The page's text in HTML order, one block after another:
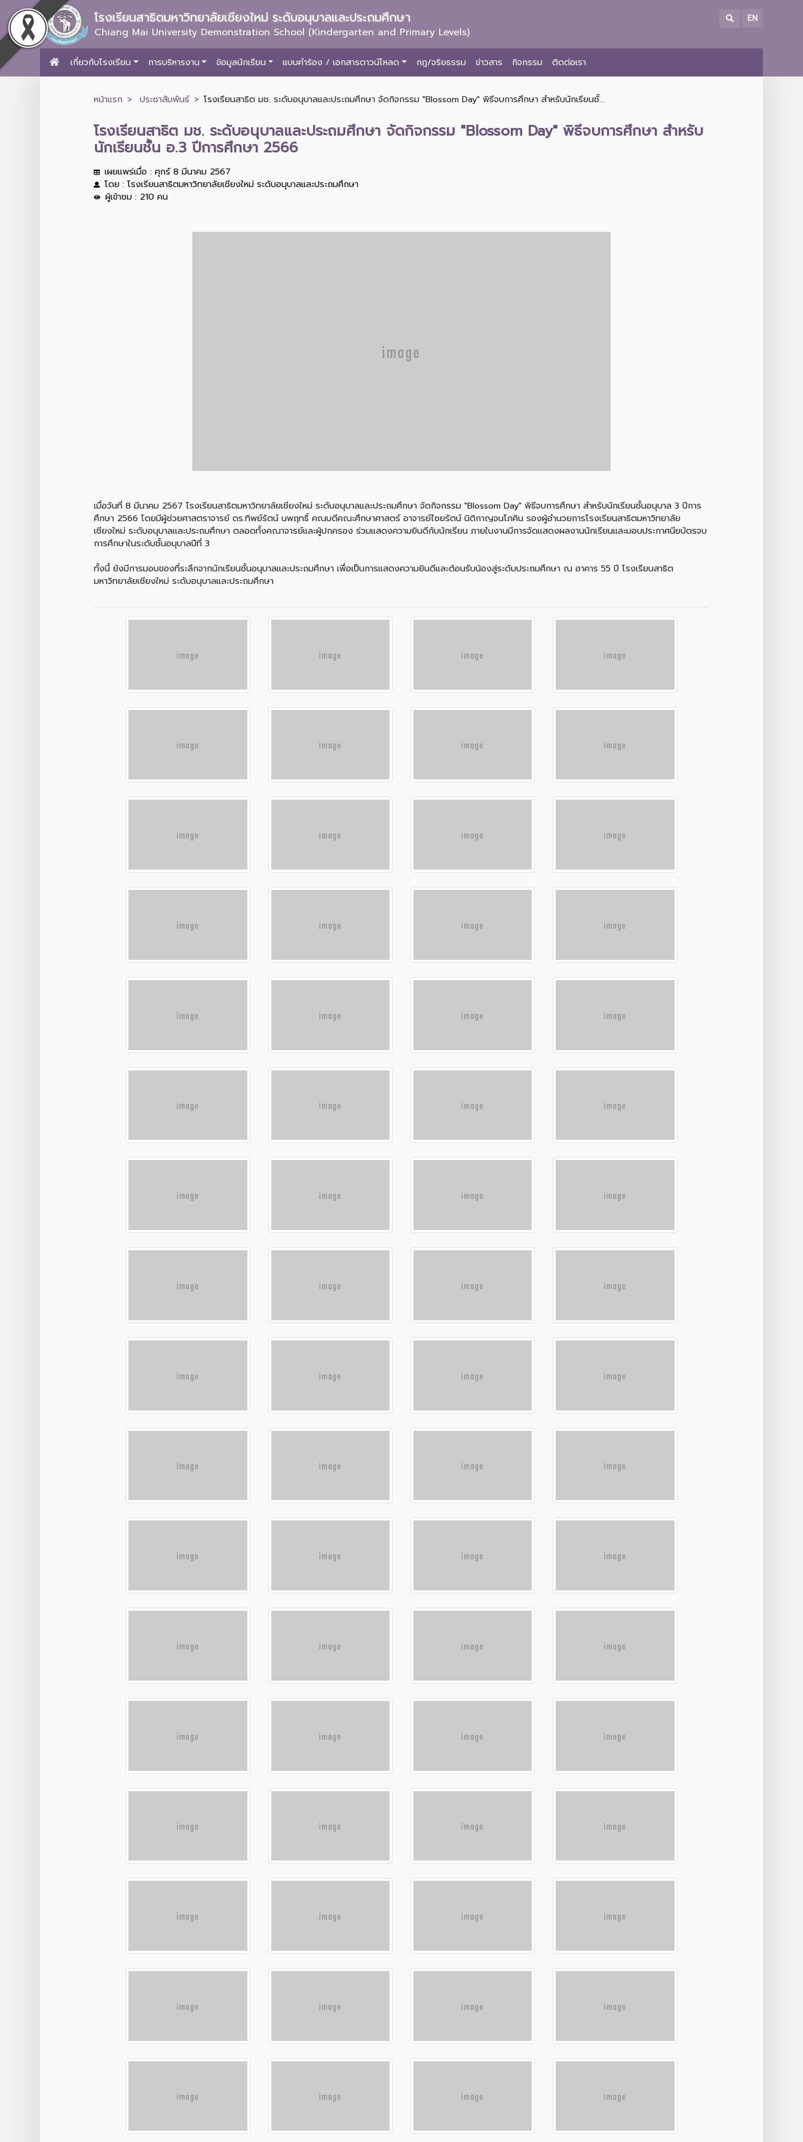
โรงเรียนสาธิตมหาวิทยาลัยเชียงใหม่ ระดับอนุบาลและประถมศึกษา
Chiang Mai University Demonstration School (Kindergarten and Primary Levels)
EN
เกี่ยวกับโรงเรียน การบริหารงาน ข้อมูลนักเรียน แบบคำร้อง / เอกสารดาวน์โหลด กฎ/จริยธรรม ข่าวสาร กิจกรรม ติดต่อเรา
หน้าแรก ประชาสัมพันธ์ โรงเรียนสาธิต มช. ระดับอนุบาลและประถมศึกษา จัดกิจกรรม "Blossom Day" พิธีจบการศึกษา สำหรับนักเรียนชั้...
โรงเรียนสาธิต มช. ระดับอนุบาลและประถมศึกษา จัดกิจกรรม "Blossom Day" พิธีจบการศึกษา สำหรับ
นักเรียนชั้น อ.3 ปีการศึกษา 2566
เผยแพร่เมื่อ : ศุกร์ 8 มีนาคม 2567
โดย : โรงเรียนสาธิตมหาวิทยาลัยเชียงใหม่ ระดับอนุบาลและประถมศึกษา
ผู้เข้าชม : 210 คน
เมื่อวันที่ 8 มีนาคม 2567 โรงเรียนสาธิตมหาวิทยาลัยเชียงใหม่ ระดับอนุบาลและประถมศึกษา จัดกิจกรรม "Blossom Day" พิธีจบการศึกษา สำหรับนักเรียนชั้นอนุบาล 3 ปีการ
ศึกษา 2566 โดยมีผู้ช่วยศาสตราจารย์ ดร.ทิพย์รัตน์ นพฤทธิ์ คณบดีคณะศึกษาศาสตร์ อาจารย์ไชยรัตน์ นิติกาญจนโภคิน รองผู้อำนวยการโรงเรียนสาธิตมหาวิทยาลัย
เชียงใหม่ ระดับอนุบาลและประถมศึกษา ตลอดทั้งคณาจารย์และผู้ปกครอง ร่วมเเสดงความยินดีกับนักเรียน ภายในงานมีการจัดแสดงผลงานนักเรียนและมอบประกาศนียบัตรจบ
การศึกษาในระดับชั้นอนุบาลปีที่ 3
ทั้งนี้ ยังมีการมอบของที่ระลึกจากนักเรียนชั้นอนุบาลและประถมศึกษา เพื่อเป็นการแสดงความยินดีและต้อนรับน้องสู่ระดับประถมศึกษา ณ อาคาร 55 ปี โรงเรียนสาธิต
มหาวิทยาลัยเชียงใหม่ ระดับอนุบาลและประถมศึกษา